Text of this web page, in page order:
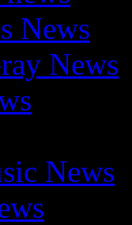
News
News
News